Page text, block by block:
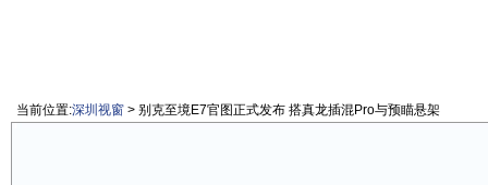
当前位置:深圳视窗 > 别克至境E7官图正式发布 搭真龙插混Pro与预瞄悬架